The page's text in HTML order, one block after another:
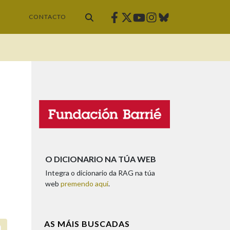
CONTACTO Facebook
Twitter
Youtube
Instagram
Bluesky
O DICIONARIO NA TÚA WEB
Integra o dicionario da RAG na túa
web premendo aquí.
AS MÁIS BUSCADAS